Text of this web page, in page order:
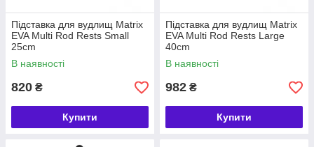
Підставка для вудлищ Matrix
EVA Multi Rod Rests Small
25cm
В наявності
820 ₴
Купити
Підставка для вудлищ Matrix
EVA Multi Rod Rests Large
40cm
В наявності
982 ₴
Купити